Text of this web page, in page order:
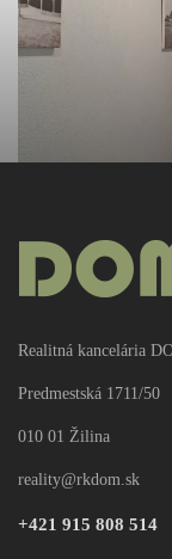
PRENÁJOM
9.50€/m
Kancelárie
Realitná kancelária
Predmestská 1711/50
010 01 Žilina
reality@rkdom.sk
+421 915 808 514
Update cookies